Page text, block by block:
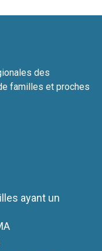
des
familles et proches
ayant un